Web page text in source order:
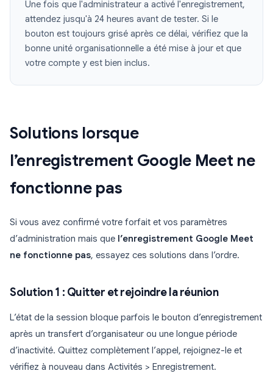
Une fois que l'administrateur a activé l'enregistrement,
attendez jusqu'à 24 heures avant de tester. Si le
bouton est toujours grisé après ce délai, vérifiez que la
bonne unité organisationnelle a été mise à jour et que
votre compte y est bien inclus.
Solutions lorsque
l’enregistrement Google Meet ne
fonctionne pas
Si vous avez confirmé votre forfait et vos paramètres
d’administration mais que l’enregistrement Google Meet
ne fonctionne pas, essayez ces solutions dans l’ordre.
Solution 1 : Quitter et rejoindre la réunion
L’état de la session bloque parfois le bouton d’enregistrement
après un transfert d’organisateur ou une longue période
d’inactivité. Quittez complètement l’appel, rejoignez-le et
vérifiez à nouveau dans Activités > Enregistrement.